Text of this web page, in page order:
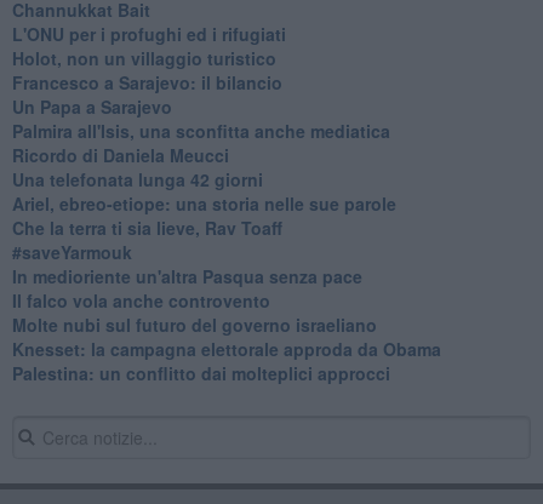
Channukkat Bait
L'ONU per i profughi ed i rifugiati
Holot, non un villaggio turistico
Francesco a Sarajevo: il bilancio
Un Papa a Sarajevo
Palmira all'Isis, una sconfitta anche mediatica
Ricordo di Daniela Meucci
​Una telefonata lunga 42 giorni
​Ariel, ebreo-etiope: una storia nelle sue parole
Che la terra ti sia lieve, Rav Toaff
​#saveYarmouk
​In medioriente un'altra Pasqua senza pace
​Il falco vola anche controvento
Molte nubi sul futuro del governo israeliano
Knesset: la campagna elettorale approda da Obama
Palestina: un conflitto dai molteplici approcci